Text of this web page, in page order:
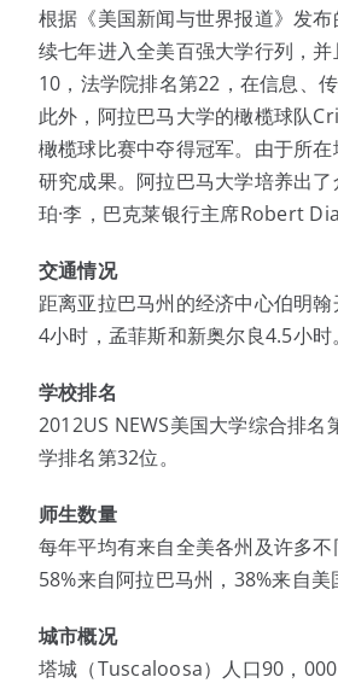
根据《美国新闻与世界报道》发
续七年进入全美百强大学行列，
10，法学院排名第22，在信息、
此外，阿拉巴马大学的橄榄球队
橄榄球比赛中夺得冠军。由于所
研究成果。阿拉巴马大学培养出
珀·李，巴克莱银行主席Robert
交通情况
距离亚拉巴马州的经济中心伯明
4小时，孟菲斯和新奥尔良4.5小时。
学校排名
2012US NEWS美国大学综合排
学排名第32位。
师生数量
每年平均有来自全美各州及许多
58%来自阿拉巴马州，38%来自
城市概况
塔城（Tuscaloosa）人口90，